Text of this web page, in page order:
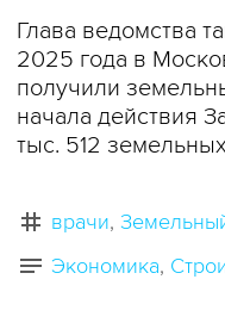
Глава ведомства
2025 года в
получили
начала действия
тыс. 512
врачи
Экономика